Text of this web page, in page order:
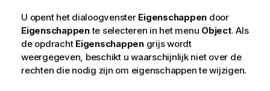
U opent het dialoogvenster Eigenschappen door
Eigenschappente selecteren in het menu Object. Als
de opdracht Eigenschappengrijs wordt
weergegeven, beschikt u waarschijnlijk niet over de
rechten die nodig zijn om eigenschappen te wijzigen.